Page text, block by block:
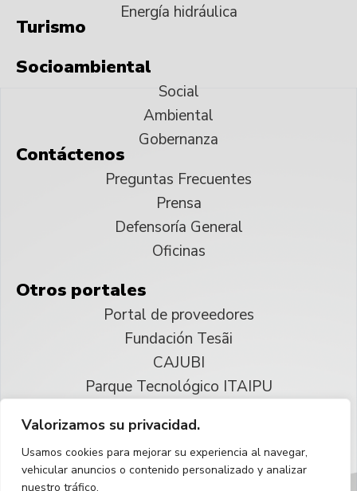
Valorizamos su privacidad.
Usamos cookies para mejorar su experiencia al navegar,
vehicular anuncios o contenido personalizado y analizar
nuestro tráfico.
Energía hidráulica
Turismo
Socioambiental
Social
Ambiental
Gobernanza
Contáctenos
Preguntas Frecuentes
Prensa
Defensoría General
Oficinas
Otros portales
Portal de proveedores
Fundación Tesãi
CAJUBI
Parque Tecnológico ITAIPU
Reservados todos los derechos